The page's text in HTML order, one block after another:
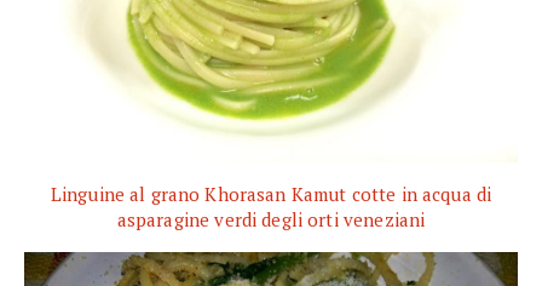
Linguine al grano Khorasan Kamut cotte in acqua di
asparagine verdi degli orti veneziani